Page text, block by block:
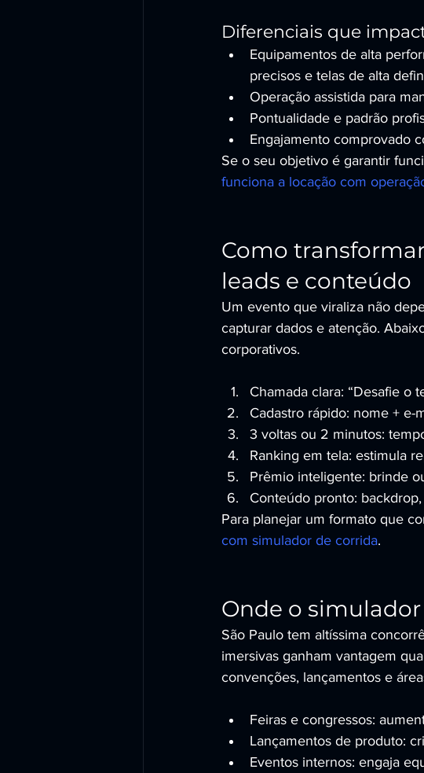
Diferenciais que
Equipamentos de alta
precisos e telas de alta
Operação assistida para
Pontualidade e padrão
Engajamento comprovado
Se o seu objetivo é garantir
funciona a locação com
Como
leads e conteúdo
Um evento que viraliza não
capturar dados e atenção.
corporativos.
Chamada clara: “Desafie o
Cadastro rápido: nome + e-
3 voltas ou 2 minutos:
Ranking em tela: estimula
Prêmio inteligente: brinde
Conteúdo pronto:
Para planejar um formato que
com simulador de corrida.
Onde o
São Paulo tem altíssima
imersivas ganham vantagem
convenções, lançamentos e
Feiras e congressos:
Lançamentos de produto:
Eventos internos: engaja